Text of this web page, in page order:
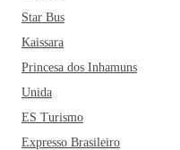
Star Bus
Kaissara
Princesa dos Inhamuns
Unida
ES Turismo
Expresso Brasileiro